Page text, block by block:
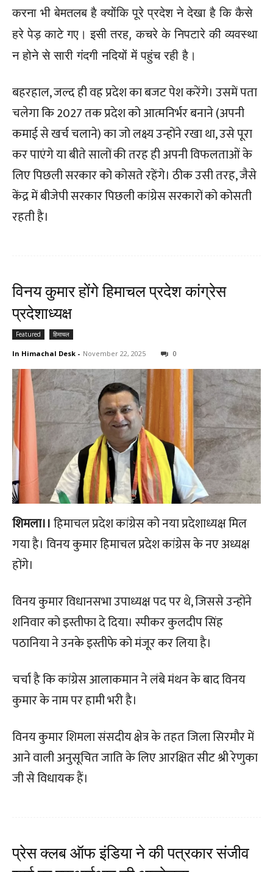
करना भी बेमतलब है क्योंकि पूरे प्रदेश ने देखा है कि कैसे
हरे पेड़ काटे गए। इसी तरह, कचरे के निपटारे की व्यवस्था
न होने से सारी गंदगी नदियों में पहुंच रही है।
बहरहाल, जल्द ही वह प्रदेश का बजट पेश करेंगे। उसमें पता
चलेगा कि 2027 तक प्रदेश को आत्मनिर्भर बनाने (अपनी
कमाई से खर्च चलाने) का जो लक्ष्य उन्होंने रखा था, उसे पूरा
कर पाएंगे या बीते सालों की तरह ही अपनी विफलताओं के
लिए पिछली सरकार को कोसते रहेंगे। ठीक उसी तरह, जैसे
केंद्र में बीजेपी सरकार पिछली कांग्रेस सरकारों को कोसती
रहती है।
विनय कुमार होंगे हिमाचल प्रदेश कांग्रेस
प्रदेशाध्यक्ष
Featured हिमाचल
In Himachal Desk - November 22, 2025 0
शिमला।।हिमाचल प्रदेश कांग्रेस को नया प्रदेशाध्यक्ष मिल
गया है। विनय कुमार हिमाचल प्रदेश कांग्रेस के नए अध्यक्ष
होंगे।
विनय कुमार विधानसभा उपाध्यक्ष पद पर थे, जिससे उन्होंने
शनिवार को इस्तीफा दे दिया। स्पीकर कुलदीप सिंह
पठानिया ने उनके इस्तीफे को मंजूर कर लिया है।
चर्चा है कि कांग्रेस आलाकमान ने लंबे मंथन के बाद विनय
कुमार के नाम पर हामी भरी है।
विनय कुमार शिमला संसदीय क्षेत्र के तहत जिला सिरमौर में
आने वाली अनुसूचित जाति के लिए आरक्षित सीट श्री रेणुका
जी से विधायक हैं।
प्रेस क्लब ऑफ इंडिया ने की पत्रकार संजीव